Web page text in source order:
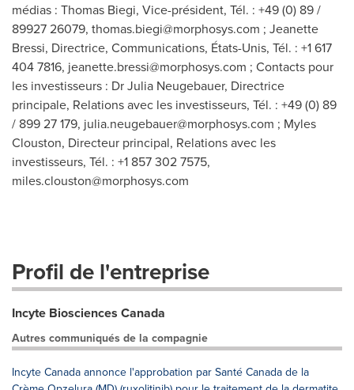
médias : Thomas Biegi, Vice-président, Tél. : +49 (0) 89 /
89927 26079, thomas.biegi@morphosys.com ; Jeanette
Bressi, Directrice, Communications, États-Unis, Tél. : +1 617
404 7816, jeanette.bressi@morphosys.com ; Contacts pour
les investisseurs : Dr Julia Neugebauer, Directrice
principale, Relations avec les investisseurs, Tél. : +49 (0) 89
/ 899 27 179, julia.neugebauer@morphosys.com ; Myles
Clouston, Directeur principal, Relations avec les
investisseurs, Tél. : +1 857 302 7575,
miles.clouston@morphosys.com
Profil de l'entreprise
Incyte Biosciences Canada
Autres communiqués de la compagnie
Incyte Canada annonce l'approbation par Santé Canada de la